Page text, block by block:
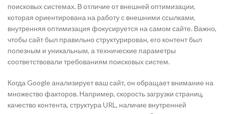
поисковых системах. В отличие от внешней оптимизации,
которая ориентирована на работу с внешними ссылками,
внутренняя оптимизация фокусируется на самом сайте. Важно,
чтобы сайт был правильно структурирован, его контент был
полезным и уникальным, а технические параметры
соответствовали требованиям поисковых систем.
Когда Google анализирует ваш сайт, он обращает внимание на
множество факторов. Например, скорость загрузки страниц,
качество контента, структура URL, наличие внутренней